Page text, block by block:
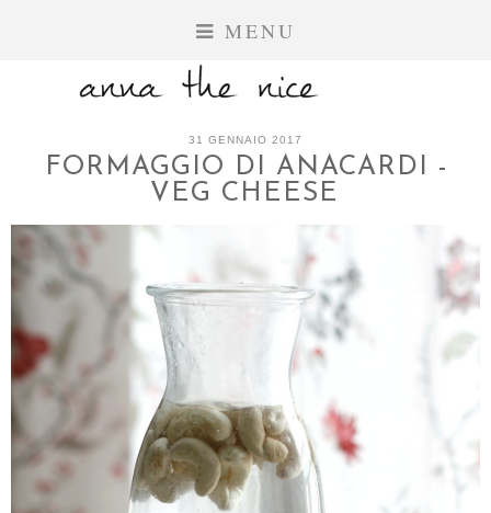
MENU
31 GENNAIO 2017
FORMAGGIO DI ANACARDI -
VEG CHEESE